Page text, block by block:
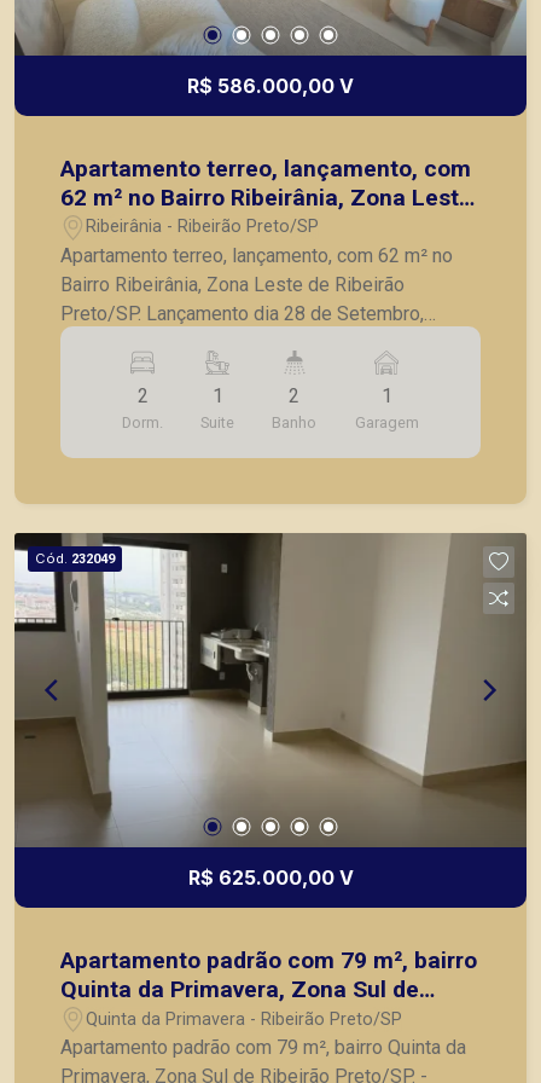
R$ 586.000,00 V
Apartamento terreo, lançamento, com
62 m² no Bairro Ribeirânia, Zona Leste
de Ribeirão Preto/SP.
Ribeirânia - Ribeirão Preto/SP
Apartamento terreo, lançamento, com 62 m² no
Bairro Ribeirânia, Zona Leste de Ribeirão
Preto/SP. Lançamento dia 28 de Setembro,
valores a partir de R$ 410 mil. - 2 dormitórios,
sendo 1 suíte - sala dois ambientes - varanda
Gourmet - cozinha - lavanderia - 1 vaga de
garagem - Previsão de entrega é Novembro de
2027, ótima oportunidade de investimento ou
seu imóvel entre em contato com a Piramid
Imóveis, a sua imobiliária em Ribeirão Preto.
2
Dorm.
1
Suite
2
Banho
1
Garagem
Cód. 232049
R$ 625.000,00 V
Apartamento padrão com 79 m², bairro
Quinta da Primavera, Zona Sul de
Ribeirão Preto/SP.
Quinta da Primavera - Ribeirão Preto/SP
Apartamento padrão com 79 m², bairro Quinta da
Primavera, Zona Sul de Ribeirão Preto/SP. -